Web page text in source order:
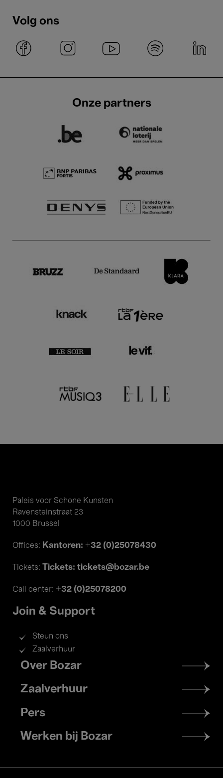
Volg ons
Onze partners
Paleis voor Schone Kunsten
Ravensteinstraat 23
1000 Brussel
Offices: Kantoren: +32 (0)25078430
Tickets: Tickets: tickets@bozar.be
Call center: +32 (0)25078200
Join & Support
Steun ons
Zaalverhuur
Footer
menu
Over Bozar
Zaalverhuur
Pers
Werken bij Bozar